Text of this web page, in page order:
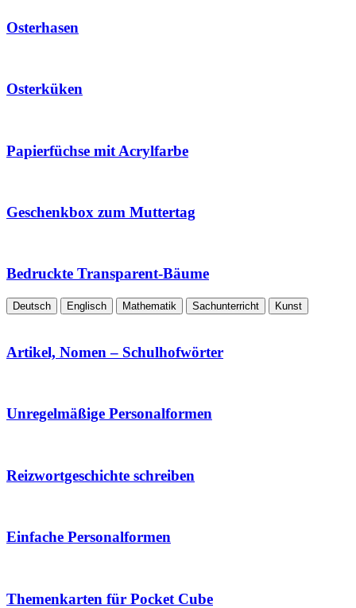
Osterhasen
Osterküken
Papierfüchse mit Acrylfarbe
Geschenkbox zum Muttertag
Bedruckte Transparent-Bäume
Deutsch Englisch Mathematik Sachunterricht Kunst
Artikel, Nomen – Schulhofwörter
Unregelmäßige Personalformen
Reizwortgeschichte schreiben
Einfache Personalformen
Themenkarten für Pocket Cube